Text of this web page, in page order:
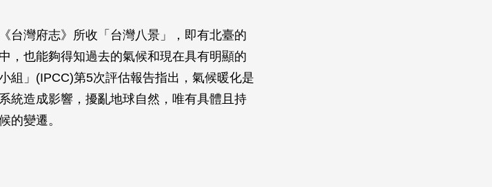
台灣府志》所收「台灣八景」，即有北臺的
，也能夠得知過去的氣候和現在具有明顯的
組」(IPCC)第5次評估報告指出，氣候暖化是
統造成影響，擾亂地球自然，唯有具體且持
的變遷。